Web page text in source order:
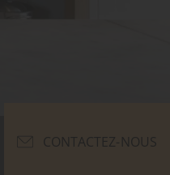
CONTACTEZ-NOUS